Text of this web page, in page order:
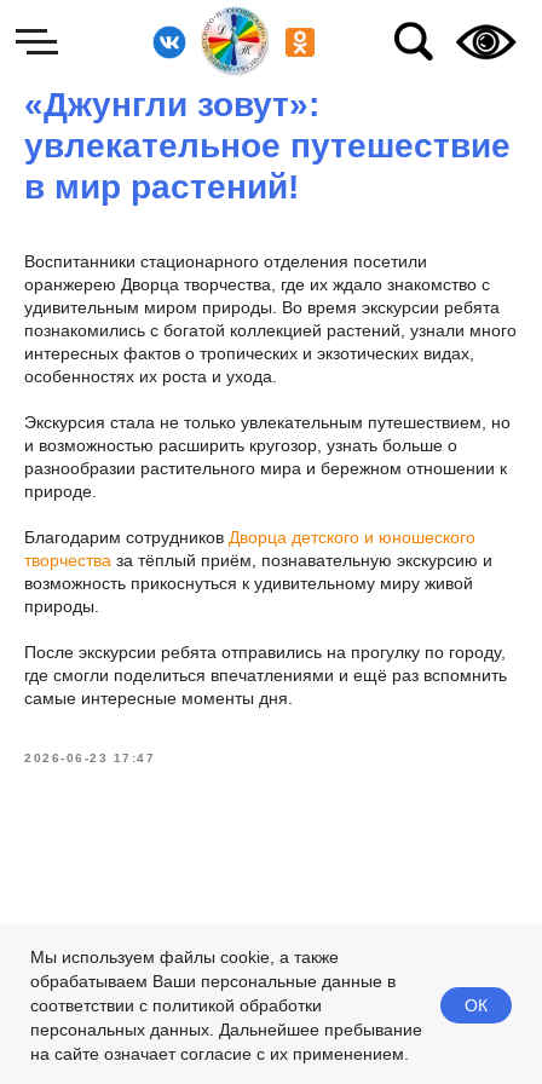
Мы используем файлы cookie, а также
обрабатываем Ваши персональные данные в
соответствии с политикой обработки
персональных данных. Дальнейшее пребывание
на сайте означает согласие с их применением.
ОК
«Джунгли зовут»:
увлекательное путешествие
в мир растений!
Воспитанники стационарного отделения посетили
оранжерею Дворца творчества, где их ждало знакомство с
удивительным миром природы. Во время экскурсии ребята
познакомились с богатой коллекцией растений, узнали много
интересных фактов о тропических и экзотических видах,
особенностях их роста и ухода.
Экскурсия стала не только увлекательным путешествием, но
и возможностью расширить кругозор, узнать больше о
разнообразии растительного мира и бережном отношении к
природе.
Благодарим сотрудников Дворца детского и юношеского
творчества за тёплый приём, познавательную экскурсию и
возможность прикоснуться к удивительному миру живой
природы.
После экскурсии ребята отправились на прогулку по городу,
где смогли поделиться впечатлениями и ещё раз вспомнить
самые интересные моменты дня.
2026-06-23 17:47